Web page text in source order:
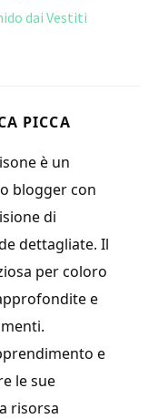
dai Vestiti
PICCA
è un
blogger con
di
dettagliate. Il
per coloro
e
e
le sue
risorsa